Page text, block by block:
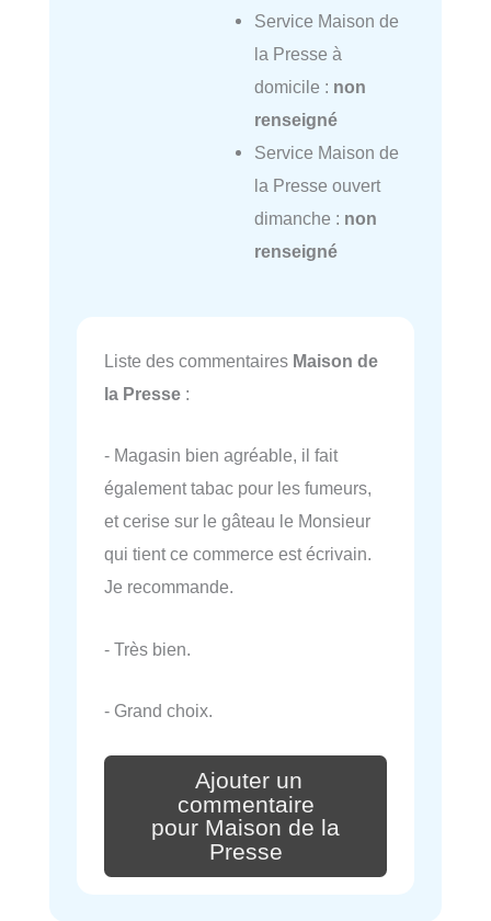
Service Maison de
la Presse à
domicile : non
renseigné
Service Maison de
la Presse ouvert
dimanche : non
renseigné
Liste des commentaires Maison de
la Presse :
- Magasin bien agréable, il fait
également tabac pour les fumeurs,
et cerise sur le gâteau le Monsieur
qui tient ce commerce est écrivain.
Je recommande.
- Très bien.
- Grand choix.
Ajouter un
commentaire
pour Maison de la
Presse